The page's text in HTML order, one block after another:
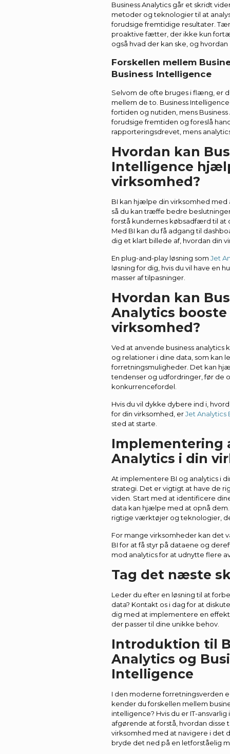
Business Analytics går et skridt
metoder og teknologier til at
forudsige fremtidige resultater.
proaktive fætter, der ikke kun
også hvad der kan ske, og
Forskellen mellem
Business Intelligence
Selvom de ofte bruges i flæng, er
mellem de to. Business
fortiden og nutiden, mens
forudsige fremtiden og foreslå
rapporteringsdrevet, mens
Hvordan kan
Intelligence
virksomhed?
BI kan hjælpe din virksomhed med
så du kan træffe bedre
forstå kundernes købsadfærd til at
Med BI kan du få adgang til
dig et klart billede af, hvordan din
En plug-and-play løsning som Jet
løsning for dig, hvis du vil have en
masser af tilpasninger.
Hvordan kan
Analytics
virksomhed?
Ved at anvende business
og relationer i dine data, som kan
forretningsmuligheder. Det kan
tendenser og udfordringer, før de
konkurrencefordel.
Hvis du vil dykke dybere ind i,
for din virksomhed, erJet Analytics
sted at starte.
Implementering
Analytics i din
At implementere BI og analytics i
strategi. Det er vigtigt at have de
viden. Start med at identificere
data kan hjælpe med at opnå
rigtige værktøjer og teknologier,
For mange virksomheder kan det
BI for at få styr på dataene og
mod analytics for at udnytte flere
Tag det næste
Leder du efter en løsning til at
data? Kontakt os i dag for at
dig med at implementere en
der passer til dine unikke behov.
Introduktion til
Analytics og
Intelligence
I den moderne forretningsverden
kender du forskellen mellem
intelligence? Hvis du er IT-
afgørende at forstå, hvordan
virksomhed med at navigere i det
bryde det ned på en letforståelig